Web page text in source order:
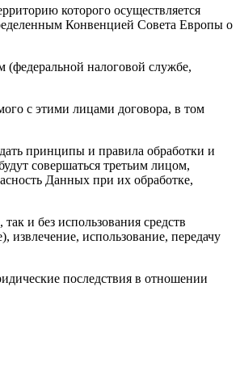
которого осуществляется
Конвенцией Совета Европы о
(федеральной налоговой службе,
с этими лицами договора, в том
принципы и правила обработки и
совершаться третьим лицом,
Данных при их обработке,
и без использования средств
извлечение, использование, передачу
последствия в отношении